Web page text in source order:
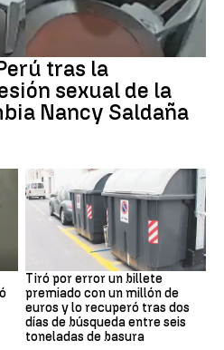
tras la
sexual de la
Nancy Saldaña
Tiró por error un billete
premiado con un millón de
euros y lo recuperó tras dos
días de búsqueda entre seis
toneladas de basura